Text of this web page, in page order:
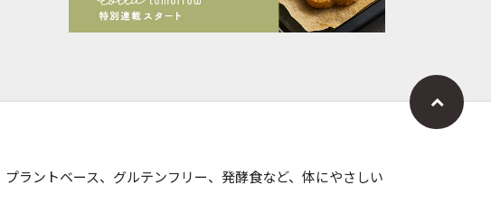
ラントベース、グルテンフリー、発酵食など、体にやさしい